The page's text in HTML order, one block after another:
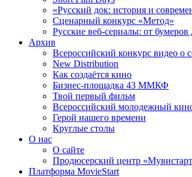
«Русский док: история и
Сценарный конкурс «Метод»
Русские веб-сериалы: от бумеров
Архив
Всероссийский конкурс видео о
New Distribution
Как создаётся кино
Бизнес-площадка 43 ММКФ
Твой первый фильм
Всероссийский молодежный
Герой нашего времени
Круглые столы
О нас
О сайте
Продюсерский центр
Платформа MovieStart